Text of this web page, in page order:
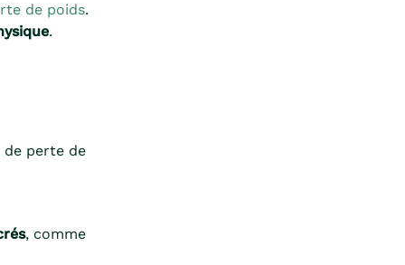
de poids.
.
de perte de
, comme